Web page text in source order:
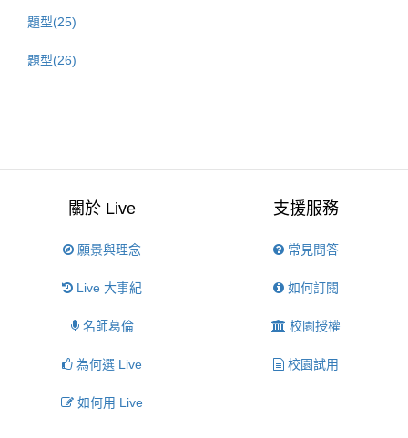
題型(25)
題型(26)
關於 Live
願景與理念
Live 大事紀
名師葛倫
為何選 Live
如何用 Live
支援服務
常見問答
如何訂閱
校園授權
校園試用